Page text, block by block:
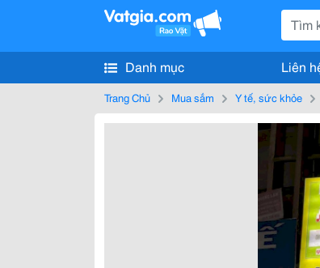
Danh mục Liên
Trang Chủ Mua sắm Y tế, sức khỏe